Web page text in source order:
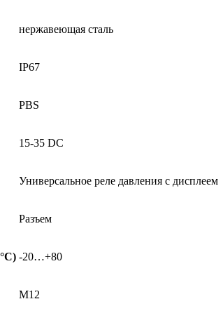
нержавеющая сталь
IP67
PBS
15-35 DC
Универсальное реле давления с дисплеем
Разъем
-20…+80
M12